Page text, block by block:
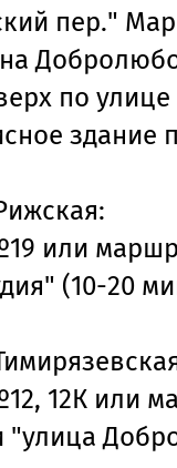
пер."
по
здание
или
(10-20
12К или
"улица